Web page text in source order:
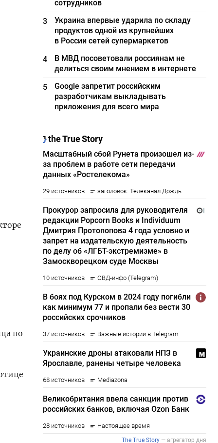
по
сотрудников
3
Украина впервые ударила по складу
продуктов одной из крупнейших
в России сетей супермаркетов
4
В МВД посоветовали россиянам не
делиться своим мнением в интернете
5
Google запретит российским
разработчикам выкладывать
приложения для всего мира